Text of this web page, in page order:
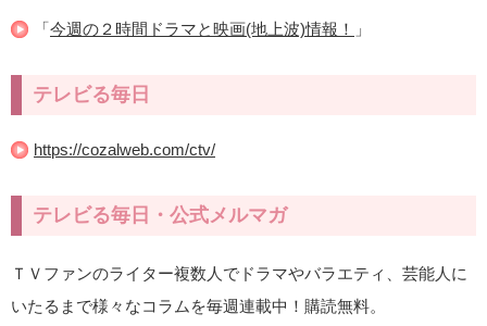
「今週の２時間ドラマと映画(地上波)情報！ 」
テレビる毎日
https://cozalweb.com/ctv/
テレビる毎日・公式メルマガ
ＴＶファンのライター複数人でドラマやバラエティ、芸能人に
いたるまで様々なコラムを毎週連載中！購読無料。